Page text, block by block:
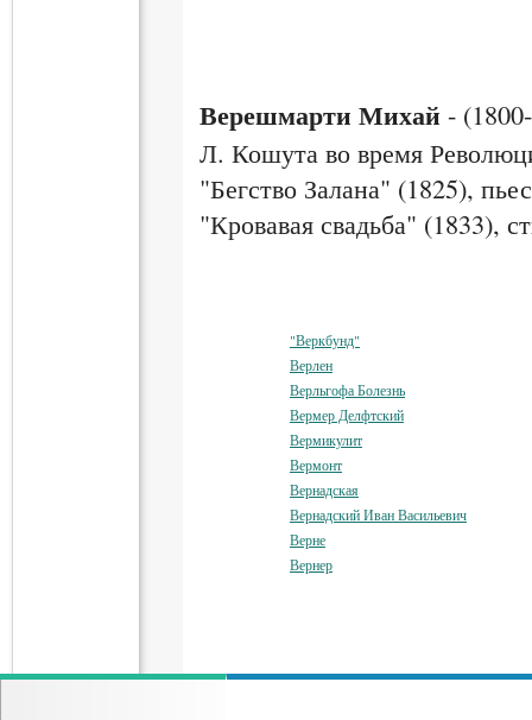
Верешмарти Михай -
Л. Кошута во время
"Бегство Залана" (1825),
"Кровавая свадьба" (1833),
"Веркбунд"
Верлен
Верльгофа Болезнь
Вермер Делфтский
Вермикулит
Вермонт
Вернадская
Вернадский Иван Васильевич
Верне
Вернер